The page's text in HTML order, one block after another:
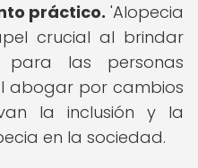
práctico. 'Alopecia
crucial al brindar
las personas
abogar por cambios
la inclusión y la
en la sociedad.